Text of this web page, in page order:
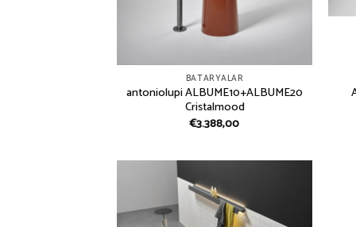
BATARYALAR
antoniolupi ALBUME10+ALBUME20
Cristalmood
€3.388,00